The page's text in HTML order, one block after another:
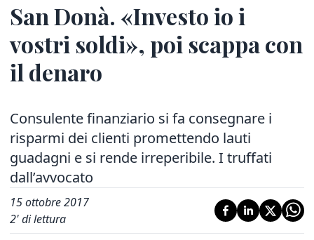
San Donà. «Investo io i
vostri soldi», poi scappa con
il denaro
Consulente finanziario si fa consegnare i
risparmi dei clienti promettendo lauti
guadagni e si rende irreperibile. I truffati
dall’avvocato
15 ottobre 2017
2' di lettura